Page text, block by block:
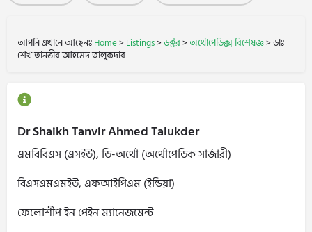
আপনি এখানে আছেনঃHome> Listings>ডক্টর>অর্থোপেডিক্স বিশেষজ্ঞ>ডাঃ
শেখ তানভীর আহমেদ তালুকদার
Dr Shaikh Tanvir Ahmed Talukder
এমবিবিএস (এসইউ), ডি-অর্থো (অর্থোপেডিক সার্জারী)
বিএসএমএমইউ, এফআইপিএম (ইন্ডিয়া)
ফেলোশীপ ইন পেইন ম্যানেজমেন্ট